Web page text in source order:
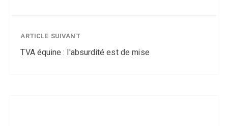
ARTICLE SUIVANT
TVA équine : l'absurdité est de mise